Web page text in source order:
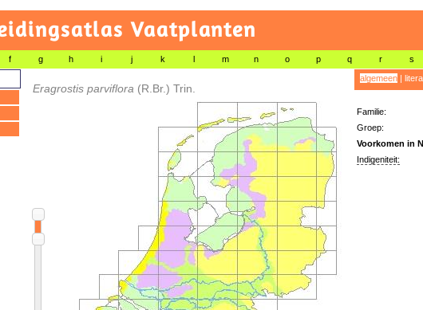
Vaatplanten
f g h i j k l m n o p q r s
Eragrostis parviflora (R.Br.) Trin.
algemeen|
Familie:
Groep:
Voorkomen in
Indigeniteit: